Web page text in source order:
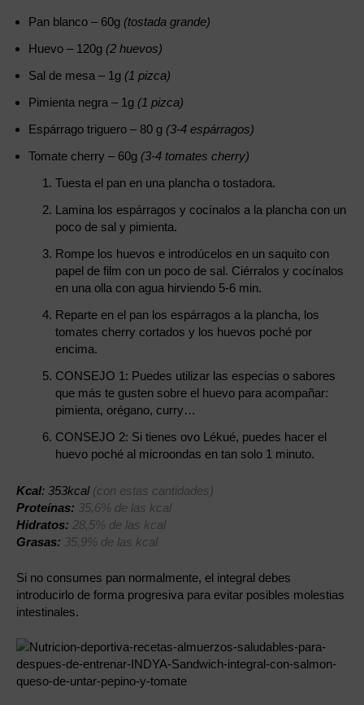
Pan blanco – 60g (tostada grande)
Huevo – 120g (2 huevos)
Sal de mesa – 1g (1 pizca)
Pimienta negra – 1g (1 pizca)
Espárrago triguero – 80 g (3-4 espárragos)
Tomate cherry – 60g (3-4 tomates cherry)
Tuesta el pan en una plancha o tostadora.
Lamina los espárragos y cocínalos a la plancha con un
poco de sal y pimienta.
Rompe los huevos e introdúcelos en un saquito con
papel de film con un poco de sal. Ciérralos y cocínalos
en una olla con agua hirviendo 5-6 min.
Reparte en el pan los espárragos a la plancha, los
tomates cherry cortados y los huevos poché por
encima.
CONSEJO 1: Puedes utilizar las especias o sabores
que más te gusten sobre el huevo para acompañar:
pimienta, orégano, curry…
CONSEJO 2: Si tienes ovo Lékué, puedes hacer el
huevo poché al microondas en tan solo 1 minuto.
Kcal: 353kcal (con estas cantidades)
Proteínas: 35,6% de las kcal
Hidratos: 28,5% de las kcal
Grasas: 35,9% de las kcal
Si no consumes pan normalmente, el integral debes
introducirlo de forma progresiva para evitar posibles molestias
intestinales.